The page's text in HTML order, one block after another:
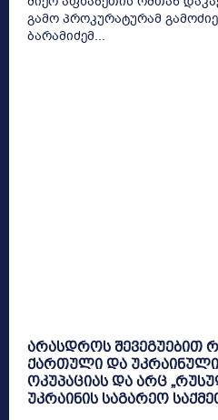
გამო პროკურატურამ
ბარამიძემ...
არასდროს შევეგუებით
ქართული და უკრაინული
ოკუპაციას და არც
უკრაინის საგარეო